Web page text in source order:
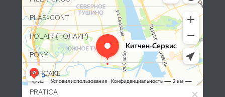
PLAS-CONT
POLAIR (ПОЛАИР)
PONY
POPCAKE
PRATICA